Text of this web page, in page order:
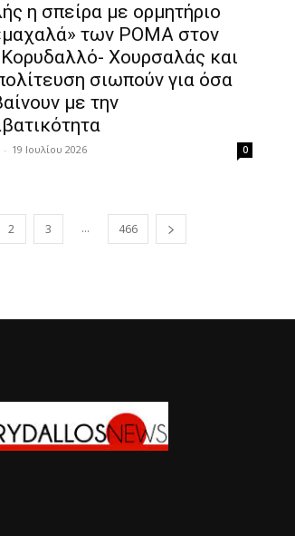
η σπείρα με ορμητήριο
των ΡΟΜΑ στον
Χουρσαλάς και
σιωπούν για όσα
με την
- 19 Ιουλίου 2026 0
2 3 ... 466